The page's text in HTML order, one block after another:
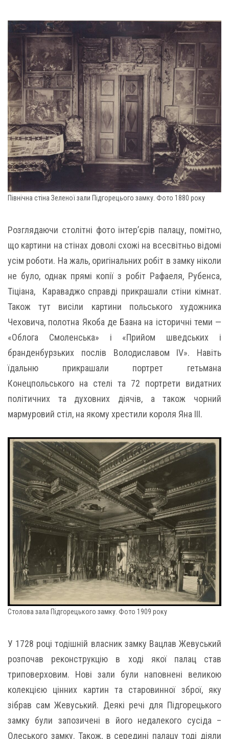
Північна стіна Зеленої зали Підгорецього замку. Фото 1880 року
Розглядаючи столітні фото інтер’єрів палацу, помітно,
що картини на стінах доволі схожі на всесвітньо відомі
усім роботи. На жаль, оригінальних робіт в замку ніколи
не було, однак прямі копії з робіт Рафаеля, Рубенса,
Тіціана, Караваджо справді прикрашали стіни кімнат.
Також тут висіли картини польського художника
Чеховича, полотна Якоба де Баана на історичні теми —
«Облога Смоленська» і «Прийом шведських і
бранденбурзьких послів Володиславом IV». Навіть
їдальню прикрашали портрет гетьмана
Конецпольського на стелі та 72 портрети видатних
політичних та духовних діячів, а також чорний
мармуровий стіл, на якому хрестили короля Яна ІІІ.
Столова зала Підгорецького замку. Фото 1909 року
У 1728 році тодішній власник замку Вацлав Жевуський
розпочав реконструкцію в ході якої палац став
триповерховим. Нові зали були наповнені великою
колекцією цінних картин та старовинної зброї, яку
зібрав сам Жевуський. Деякі речі для Підгорецького
замку були запозичені в його недалекого сусіда –
Олеського замку. Також, в середині палацу тоді діяли